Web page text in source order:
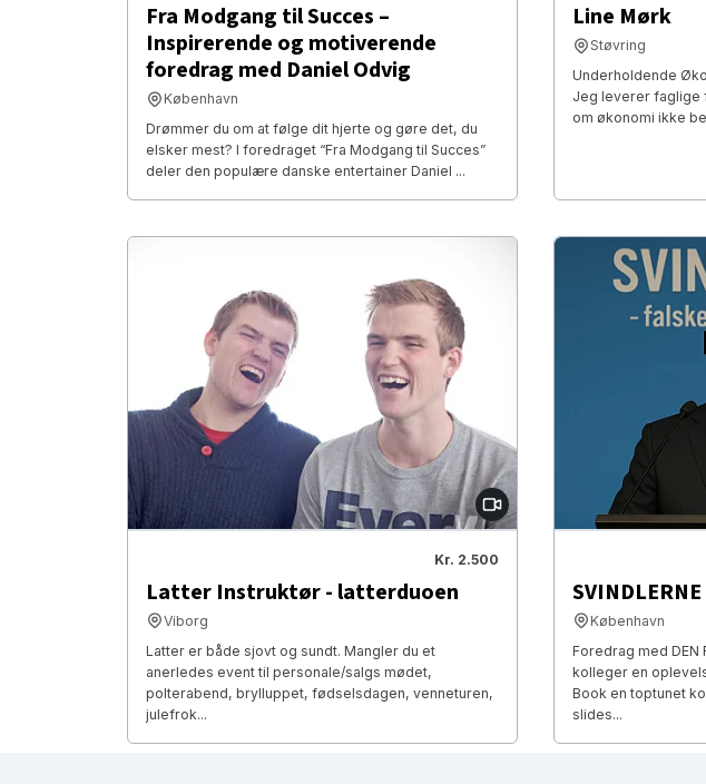
Fra Modgang til Succes –
Inspirerende og motiverende
foredrag med Daniel Odvig
København
Drømmer du om at følge dit hjerte og gøre det, du
elsker mest? I foredraget “Fra Modgang til Succes”
deler den populære danske entertainer Daniel ...
Line Mørk
Støvring
Underholdende
Jeg leverer faglige
om økonomi ikke
Kr. 2.500
Latter Instruktør - latterduoen
Viborg
Latter er både sjovt og sundt. Mangler du et
anerledes event til personale/salgs mødet,
polterabend, brylluppet, fødselsdagen, venneturen,
julefrok...
København
Foredrag med DEN
kolleger en
Book en toptunet
slides...